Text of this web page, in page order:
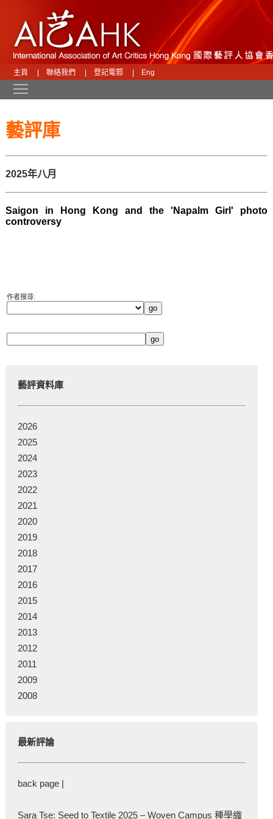
主頁 聯絡我們 登記電郵 Eng
藝評庫
2025年八月
Saigon in Hong Kong and the 'Napalm Girl' photo
controversy
作者搜尋:
藝評資料庫
2026
2025
2024
2023
2022
2021
2020
2019
2018
2017
2016
2015
2014
2013
2012
2011
2009
2008
最新評論
back page |
Sara Tse: Seed to Textile 2025 – Woven Campus 種學織